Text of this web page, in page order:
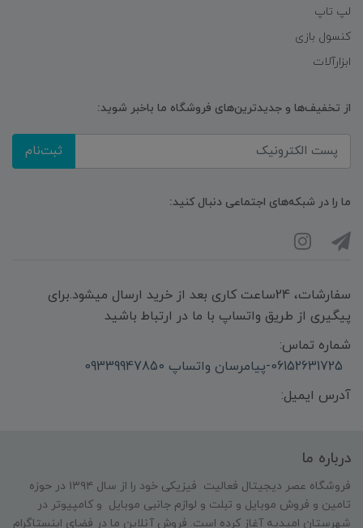
لپ تاپ
کنسول بازی
ابزارآلات
از تخفیف‌ها و جدیدترین‌های فروشگاه ما باخبر شوید:
ثبت‌نام
ما را در شبکه‌های اجتماعی دنبال کنید:
سفارشات، 24ساعت کاری بعد از خرید ارسال میشود.برای
پیگیری از طریق واتساپ با ما در ارتباط باشید
شماره تماس:
06152631725-پیامرسان واتساپ 09339947850
آدرس ایمیل:
درباره ما
فروشگاه عصر دیجیتال فعالیت فیزیکی خود را از سال ۱۳۹۴ در حوزه
تامین و‌ فروش موبایل و تبلت و لوازم جانبی موبایل و کامپیوتر در
شهرستان امیدیه آغاز کرده است. فروش آنلاین ما در فضای اینستاگرام